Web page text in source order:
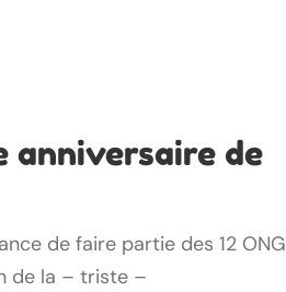
anniversaire de
de faire partie des 12 ONG
de la – triste –